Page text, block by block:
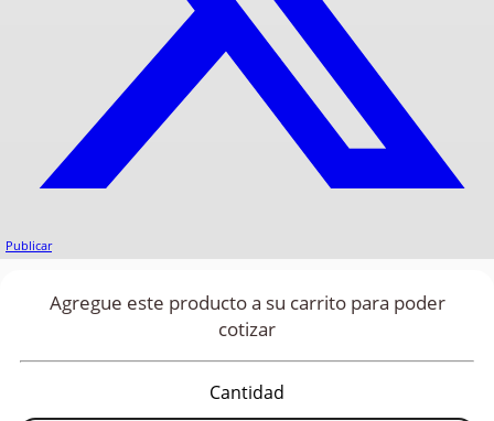
Publicar
Agregue este producto a su carrito para poder
cotizar
Cantidad